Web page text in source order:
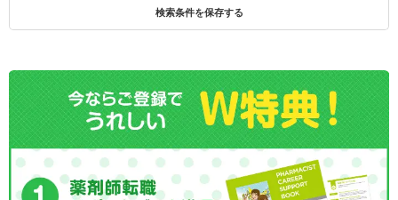
検索条件を保存する